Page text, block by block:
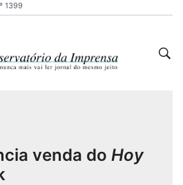
1399
venda do Hoy